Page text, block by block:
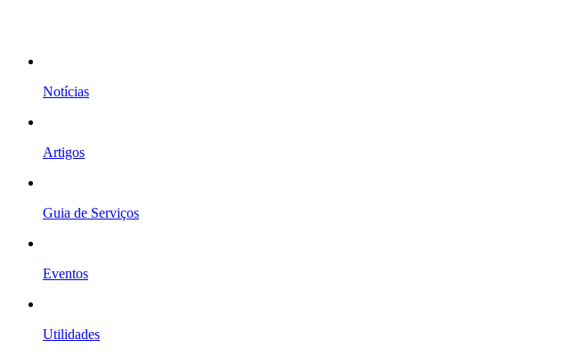
Notícias
Artigos
Guia de Serviços
Eventos
Utilidades